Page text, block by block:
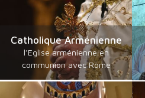
Catholique Arménienne
l’Eglise arménienne en
communion avec Rome